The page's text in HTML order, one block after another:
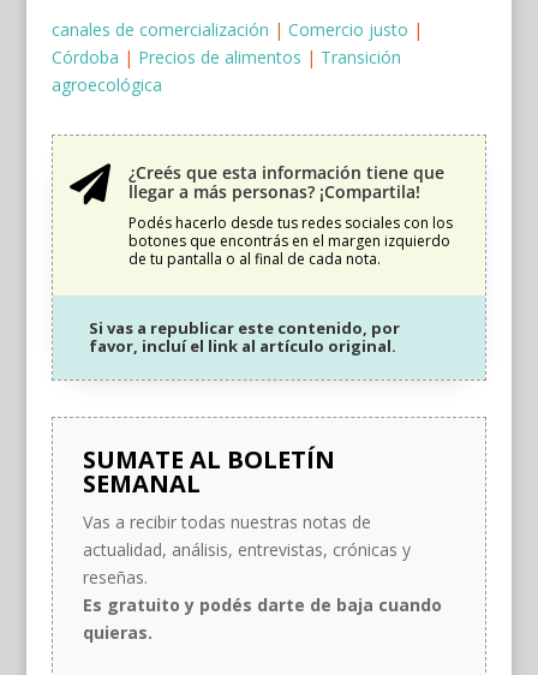
canales de comercialización | Comercio justo |
Córdoba | Precios de alimentos | Transición
agroecológica

¿Creés que esta información tiene que
llegar a más personas? ¡Compartila!
Podés hacerlo desde tus redes sociales con los
botones que encontrás en el margen izquierdo
de tu pantalla o al final de cada nota.
Si vas a republicar este contenido, por
favor, incluí el link al artículo original.
SUMATE AL BOLETÍN
SEMANAL
Vas a recibir todas nuestras notas de
actualidad, análisis, entrevistas, crónicas y
reseñas.
Es gratuito y podés darte de baja cuando
quieras.